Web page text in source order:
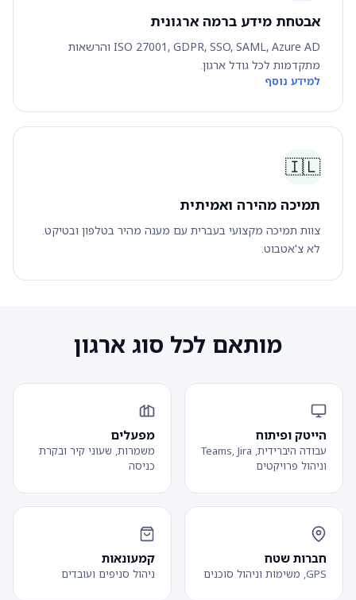
אבטחת מידע ברמה ארגונית
ISO 27001, GDPR, SSO, SAML, Azure AD והרשאות
מתקדמות לכל גודל ארגון.
למידע נוסף
🇮🇱
תמיכה מהירה ואמיתית
צוות תמיכה מקצועי בעברית עם מענה מהיר בטלפון ובטיקט.
לא צ'אטבוט.
מותאם לכל סוג ארגון
הייטק ופיתוח
עבודה היברידית, Teams, Jira
וניהול פרויקטים
מפעלים
משמרות, שעוני קיר ובקרת
כניסה
חברות שטח
GPS, משימות וניהול סוכנים
קמעונאות
ניהול סניפים ועובדים